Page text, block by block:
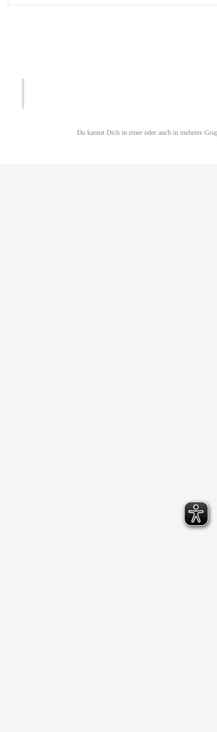
Du kannst Dich in einer oder auch in mehrere